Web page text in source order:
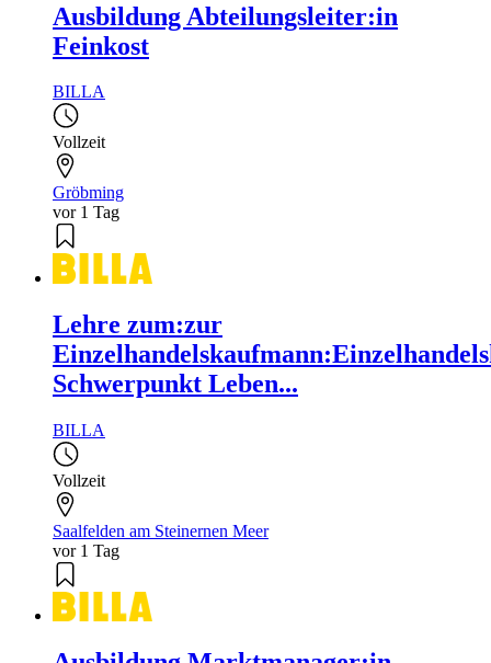
Ausbildung Abteilungsleiter:in
Feinkost
BILLA
Vollzeit
Gröbming
vor 1 Tag
Lehre zum:zur
Schwerpunkt Leben...
BILLA
Vollzeit
Saalfelden am Steinernen Meer
vor 1 Tag